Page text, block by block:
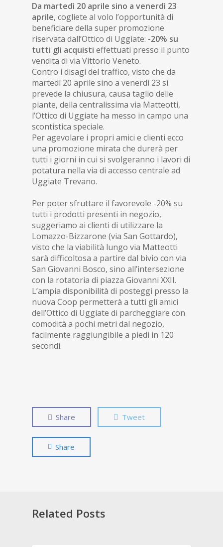
Da martedì 20 aprile sino a venerdì 23
aprile, cogliete al volo l’opportunità di
beneficiare della super promozione
riservata dall’Ottico di Uggiate: -20% su
tutti gli acquisti effettuati presso il punto
vendita di via Vittorio Veneto.
Contro i disagi del traffico, visto che da
martedì 20 aprile sino a venerdì 23 si
prevede la chiusura, causa taglio delle
piante, della centralissima via Matteotti,
l’Ottico di Uggiate ha messo in campo una
scontistica speciale.
Per agevolare i propri amici e clienti ecco
una promozione mirata che durerà per
tutti i giorni in cui si svolgeranno i lavori di
potatura nella via di accesso centrale ad
Uggiate Trevano.
Per poter sfruttare il favorevole -20% su
tutti i prodotti presenti in negozio,
suggeriamo ai clienti di utilizzare la
Lomazzo-Bizzarone (via San Gottardo),
visto che la viabilità lungo via Matteotti
sarà difficoltosa a partire dal bivio con via
San Giovanni Bosco, sino all’intersezione
con la rotatoria di piazza Giovanni XXII.
L’ampia disponibilità di posteggi presso la
nuova Coop permetterà a tutti gli amici
dell’Ottico di Uggiate di parcheggiare con
comodità a pochi metri dal negozio,
facilmente raggiungibile a piedi in 120
secondi.
Share Tweet
Share
Related Posts